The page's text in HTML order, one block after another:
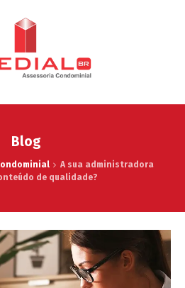
Blog
A sua administradora
de qualidade?